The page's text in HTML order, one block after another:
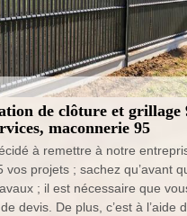
de clôture et grillage
maconnerie 95
à remettre à notre
vos projets ; sachez qu’avant
; il est nécessaire que
devis. De plus, c’est à l’aide